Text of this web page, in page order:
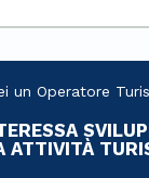
un Operatore
ATTIVITÀ